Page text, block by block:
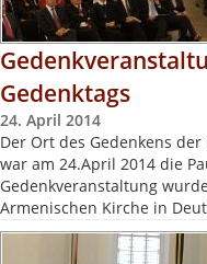
Gedenktags
24. April 2014
Der Ort des Gedenkens
war am 24.April 2014 die
Gedenkveranstaltung
Armenischen Kirche in